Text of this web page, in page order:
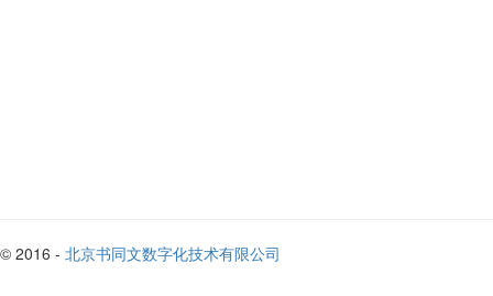
© 2016 - 北京书同文数字化技术有限公司